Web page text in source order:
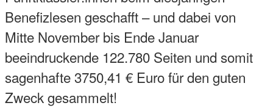
Benefizlesen geschafft – und dabei von
Mitte November bis Ende Januar
beeindruckende 122.780 Seiten und somit
sagenhafte 3750,41 € Euro für den guten
Zweck gesammelt!